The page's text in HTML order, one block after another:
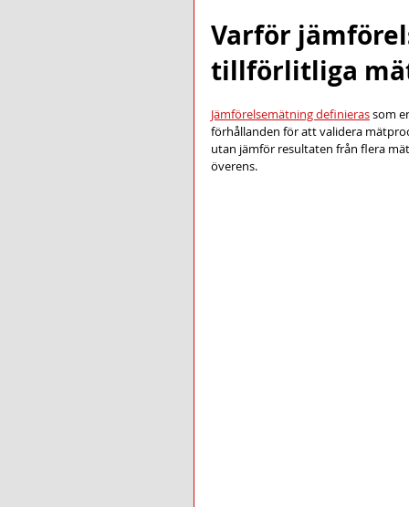
Varför
tillförlitliga
Jämförelsemätning definieras som
förhållanden för att validera
utan jämför resultaten från flera
överens.